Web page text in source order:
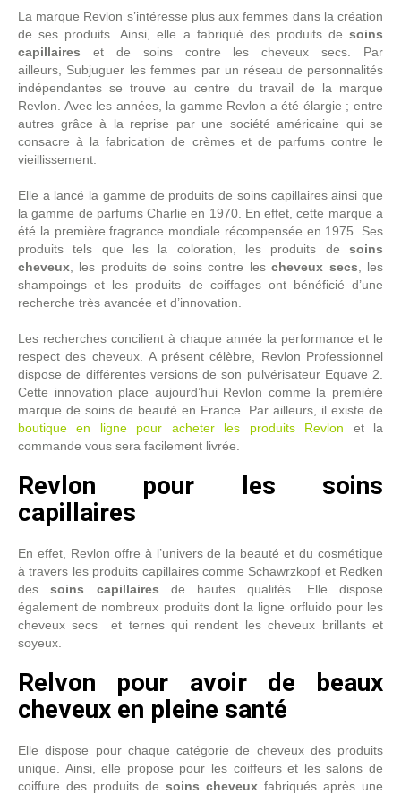
La marque Revlon s’intéresse plus aux femmes dans la création
de ses produits. Ainsi, elle a fabriqué des produits de soins
capillaires et de soins contre les cheveux secs. Par
ailleurs, Subjuguer les femmes par un réseau de personnalités
indépendantes se trouve au centre du travail de la marque
Revlon. Avec les années, la gamme Revlon a été élargie ; entre
autres grâce à la reprise par une société américaine qui se
consacre à la fabrication de crèmes et de parfums contre le
vieillissement.
Elle a lancé la gamme de produits de soins capillaires ainsi que
la gamme de parfums Charlie en 1970. En effet, cette marque a
été la première fragrance mondiale récompensée en 1975. Ses
produits tels que les la coloration, les produits de soins
cheveux , les produits de soins contre lescheveux secs , les
shampoings et les produits de coiffages ont bénéficié d’une
recherche très avancée et d’innovation.
Les recherches concilient à chaque année la performance et le
respect des cheveux. A présent célèbre, Revlon Professionnel
dispose de différentes versions de son pulvérisateur Equave 2.
Cette innovation place aujourd’hui Revlon comme la première
marque de soins de beauté en France. Par ailleurs, il existe de
boutique en ligne pour acheter les produits Revlon et la
commande vous sera facilement livrée.
Revlon pour les soins
capillaires
En effet, Revlon offre à l’univers de la beauté et du cosmétique
à travers les produits capillaires comme Schawrzkopf et Redken
dessoins capillaires de hautes qualités. Elle dispose
également de nombreux produits dont la ligne orfluido pour les
cheveux secs et ternes qui rendent les cheveux brillants et
soyeux.
Relvon pour avoir de beaux
cheveux en pleine santé
Elle dispose pour chaque catégorie de cheveux des produits
unique. Ainsi, elle propose pour les coiffeurs et les salons de
coiffure des produits de soins cheveux fabriqués après une